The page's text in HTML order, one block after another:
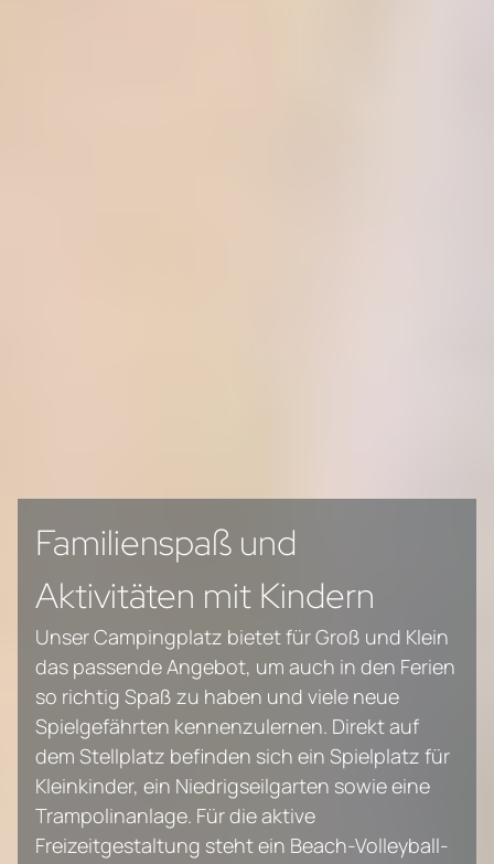
Familienspaß und
Aktivitäten mit Kindern
Unser Campingplatz bietet für Groß und Klein
das passende Angebot, um auch in den Ferien
so richtig Spaß zu haben und viele neue
Spielgefährten kennenzulernen. Direkt auf
dem Stellplatz befinden sich ein Spielplatz für
Kleinkinder, ein Niedrigseilgarten sowie eine
Trampolinanlage. Für die aktive
Freizeitgestaltung steht ein Beach-Volleyball-